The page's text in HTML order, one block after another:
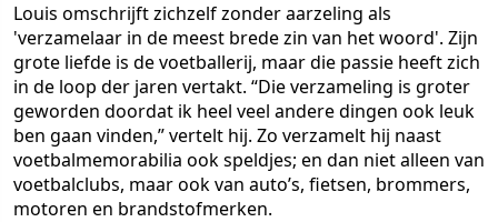
Louis omschrijft zichzelf zonder aarzeling als
'verzamelaar in de meest brede zin van het woord'. Zijn
grote liefde is de voetballerij, maar die passie heeft zich
in de loop der jaren vertakt. “Die verzameling is groter
geworden doordat ik heel veel andere dingen ook leuk
ben gaan vinden,” vertelt hij. Zo verzamelt hij naast
voetbalmemorabilia ook speldjes; en dan niet alleen van
voetbalclubs, maar ook van auto’s, fietsen, brommers,
motoren en brandstofmerken.